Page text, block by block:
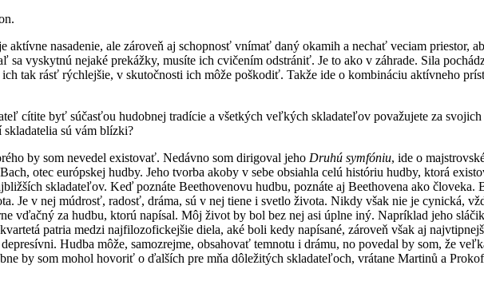
aktívne nasadenie, ale zároveň aj schopnosť vnímať daný okamih a nechať veciam priestor,
vyskytnú nejaké prekážky, musíte ich cvičením odstrániť. Je to ako v záhrade. Sila
tak rásť rýchlejšie, v skutočnosti ich môže poškodiť. Takže ide o kombináciu aktívneho
cítite byť súčasťou hudobnej tradície a všetkých veľkých skladateľov považujete za
sú vám blízki?
by som nevedel existovať. Nedávno som dirigoval jeho Druhú symfóniu, ide o
otec európskej hudby. Jeho tvorba akoby v sebe obsiahla celú históriu hudby, ktorá
skladateľov. Keď poznáte Beethovenovu hudbu, poznáte aj Beethovena ako
Je v nej múdrosť, radosť, dráma, sú v nej tiene i svetlo života. Nikdy však nie je cynická,
vďačný za hudbu, ktorú napísal. Môj život by bol bez nej asi úplne iný. Napríklad jeho
patria medzi najfilozofickejšie diela, aké boli kedy napísané, zároveň však aj
Hudba môže, samozrejme, obsahovať temnotu i drámu, no povedal by som, že
by som mohol hovoriť o ďalších pre mňa dôležitých skladateľoch, vrátane Martinů a